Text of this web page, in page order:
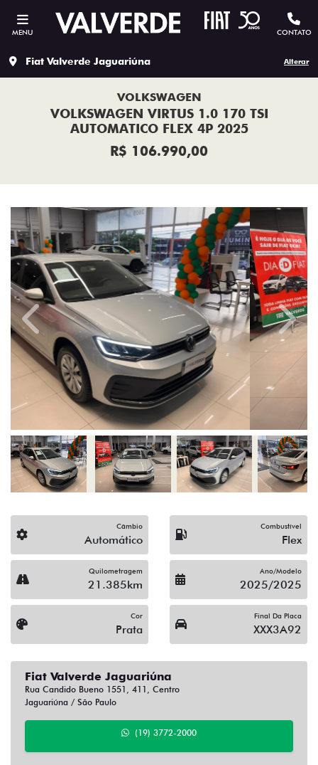
MENU CONTATO
Fiat Valverde Jaguariúna Alterar
VOLKSWAGEN
VOLKSWAGEN VIRTUS 1.0 170 TSI
AUTOMATICO FLEX 4P 2025
R$ 106.990,00
Previous Next
Câmbio
Automático
Combustível
Flex
Quilometragem
21.385km
Ano/Modelo
2025/2025
Cor
Prata
Final Da Placa
XXX3A92
Fiat Valverde Jaguariúna
Rua Candido Bueno 1551, 411, Centro
Jaguariúna / São Paulo
(19) 3772-2000